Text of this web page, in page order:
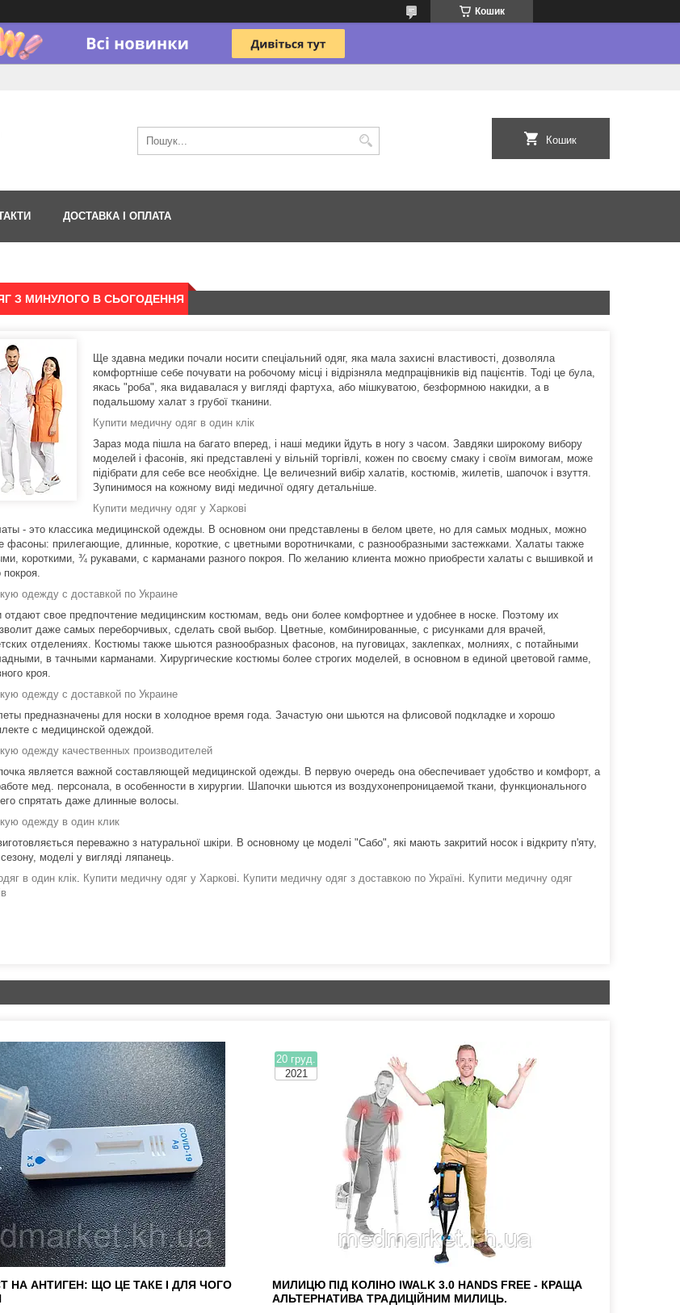
Кошик
Кошик
ДОСТАВКА І ОПЛАТА
З МИНУЛОГО В СЬОГОДЕННЯ
Ще здавна медики почали носити спеціальний одяг, яка мала захисні властивості, дозволяла
комфортніше себе почувати на робочому місці і відрізняла медпрацівників від пацієнтів. Тоді це була,
якась "роба", яка видавалася у вигляді фартуха, або мішкуватою, безформною накидки, а в
подальшому халат з грубої тканини.
Купити медичну одяг в один клік
Зараз мода пішла на багато вперед, і наші медики йдуть в ногу з часом. Завдяки широкому вибору
моделей і фасонів, які представлені у вільній торгівлі, кожен по своєму смаку і своїм вимогам, може
підібрати для себе все необхідне. Це величезний вибір халатів, костюмів, жилетів, шапочок і взуття.
Зупинимося на кожному виді медичної одягу детальніше.
Купити медичну одяг у Харкові
- это классика медицинской одежды. В основном они представлены в белом цвете, но для самых модных, можно
фасоны: прилегающие, длинные, короткие, с цветными воротничками, с разнообразными застежками. Халаты также
короткими, ¾ рукавами, с карманами разного покроя. По желанию клиента можно приобрести халаты с вышивкой и
покроя.
одежду с доставкой по Украине
свое предпочтение медицинским костюмам, ведь они более комфортнее и удобнее в носке. Поэтому их
даже самых переборчивых, сделать свой выбор. Цветные, комбинированные, с рисунками для врачей,
отделениях. Костюмы также шьются разнообразных фасонов, на пуговицах, заклепках, молниях, с потайными
в тачными карманами. Хирургические костюмы более строгих моделей, в основном в единой цветовой гамме,
кроя.
одежду с доставкой по Украине
предназначены для носки в холодное время года. Зачастую они шьются на флисовой подкладке и хорошо
с медицинской одеждой.
одежду качественных производителей
является важной составляющей медицинской одежды. В первую очередь она обеспечивает удобство и комфорт, а
мед. персонала, в особенности в хирургии. Шапочки шьются из воздухонепроницаемой ткани, функционального
спрятать даже длинные волосы.
одежду в один клик
переважно з натуральної шкіри. В основному це моделі "Сабо", які мають закритий носок і відкриту п'яту,
моделі у вигляді ляпанець.
в один клік. Купити медичну одяг у Харкові. Купити медичну одяг з доставкою по Україні. Купити медичну одяг
НА АНТИГЕН: ЩО ЦЕ ТАКЕ І ДЛЯ ЧОГО
20 груд.
2021
МИЛИЦЮ ПІД КОЛІНО IWALK 3.0 HANDS FREE - КРАЩА
АЛЬТЕРНАТИВА ТРАДИЦІЙНИМ МИЛИЦЬ.